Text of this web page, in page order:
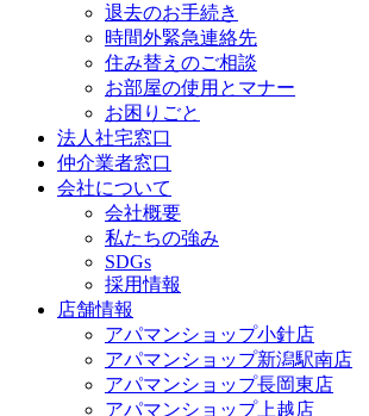
退去のお手続き
時間外緊急連絡先
住み替えのご相談
お部屋の使用とマナー
お困りごと
法人社宅窓口
仲介業者窓口
会社について
会社概要
私たちの強み
SDGs
採用情報
店舗情報
アパマンショップ小針店
アパマンショップ新潟駅南店
アパマンショップ長岡東店
アパマンショップ上越店